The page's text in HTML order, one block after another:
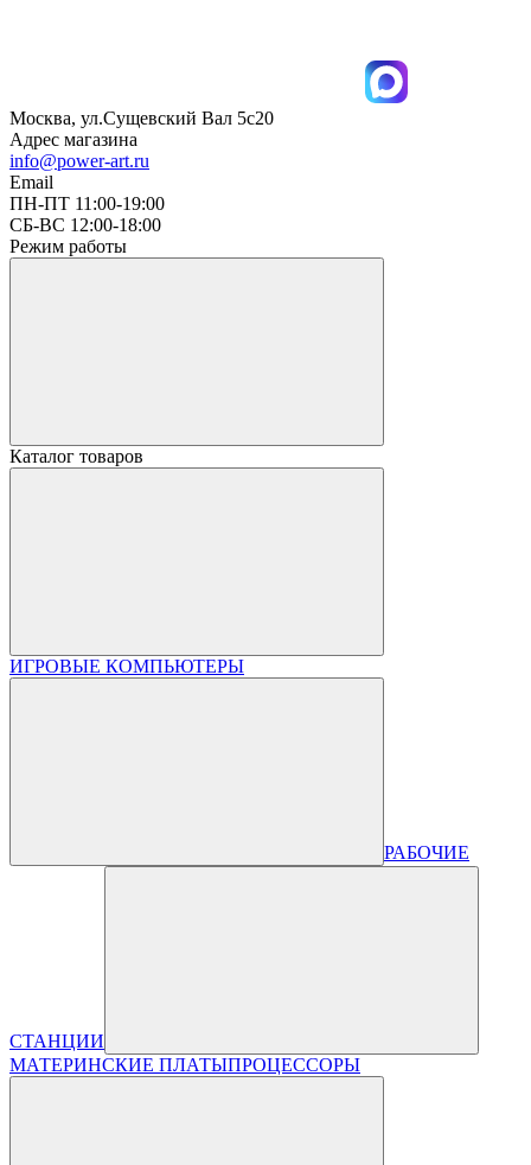
Москва, ул.Сущевский Вал 5с20
Адрес магазина
info@power-art.ru
Email
ПН-ПТ 11:00-19:00
СБ-ВС 12:00-18:00
Режим работы
Каталог товаров
ИГРОВЫЕ КОМПЬЮТЕРЫ
РАБОЧИЕ
СТАНЦИИ
МАТЕРИНСКИЕ ПЛАТЫПРОЦЕССОРЫ